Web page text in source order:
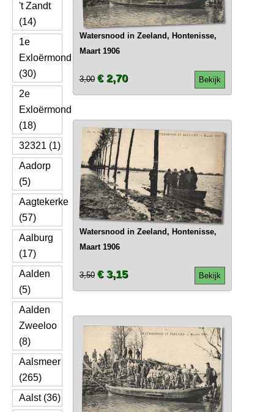
't Zandt
(14)
1e
Exloërmond
(30)
2e
Exloërmond
(18)
32321 (1)
Aadorp
(5)
Aagtekerke
(57)
Aalburg
(17)
Aalden
(5)
Aalden
Zweeloo
(8)
Aalsmeer
(265)
Aalst (36)
Watersnood in Zeeland, Hontenisse,
Maart 1906
Bekijk
3,00 € 2,70
Watersnood in Zeeland, Hontenisse,
Maart 1906
Bekijk
3,50 € 3,15